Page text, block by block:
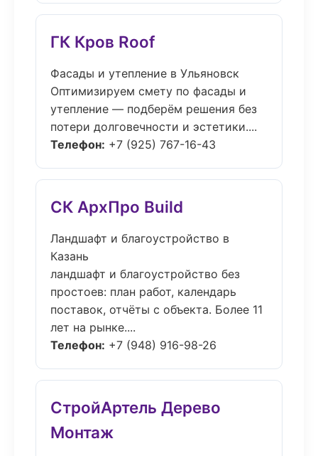
ГК Кров Roof
Фасады и утепление в Ульяновск
Оптимизируем смету по фасады и
утепление — подберём решения без
потери долговечности и эстетики....
Телефон: +7 (925) 767-16-43
СК АрхПро Build
Ландшафт и благоустройство в
Казань
ландшафт и благоустройство без
простоев: план работ, календарь
поставок, отчёты с объекта. Более 11
лет на рынке....
Телефон: +7 (948) 916-98-26
СтройАртель Дерево
Монтаж